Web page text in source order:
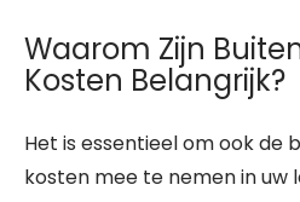
Waarom Zijn
Kosten Belangrijk?
Het is essentieel om ook de
kosten mee te nemen in uw